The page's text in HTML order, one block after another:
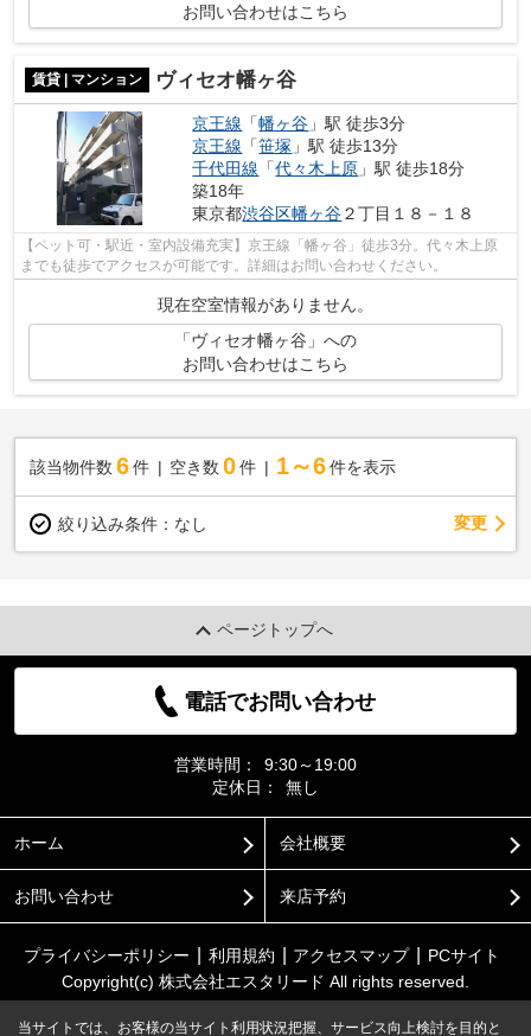
お問い合わせはこちら
賃貸 | マンション ヴィセオ幡ヶ谷
京王線 「幡ヶ谷 」駅 徒歩3分
京王線 「笹塚 」駅 徒歩13分
千代田線 「代々木上原 」駅 徒歩18分
築18年
東京都渋谷区幡ヶ谷２丁目１８－１８
【ペット可・駅近・室内設備充実】京王線「幡ヶ谷」徒歩3分。代々木上原
までも徒歩でアクセスが可能です。詳細はお問い合わせください。
現在空室情報がありません。
「ヴィセオ幡ヶ谷」への
お問い合わせはこちら
該当物件数 6件 空き数 0 件 1～6 件を表示
絞り込み条件： なし 変更
ページトップへ
電話でお問い合わせ
営業時間：
9:30～19:00
定休日：
無し
ホーム 会社概要
お問い合わせ 来店予約
プライバシーポリシー 利用規約 アクセスマップ
PCサイト
Copyright(c) 株式会社エスタリード All rights reserved.
当サイトでは、お客様の当サイト利用状況把握、サービス向上検討を目的と